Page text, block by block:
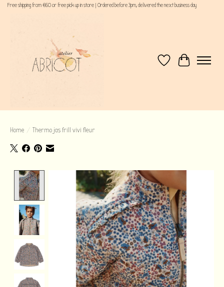
Free shipping from €60 or free pick up in store | Ordered before 3pm, delivered the next business day
VerlanglijstWinkelwagen
Home / Thermo jas frill vivi fleur
Product image slideshow Items